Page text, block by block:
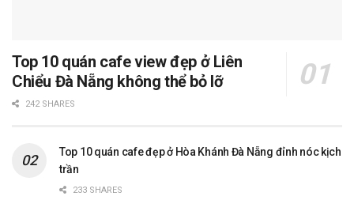
Top 10 quán cafe view đẹp ở Liên
Chiểu Đà Nẵng không thể bỏ lỡ
242 SHARES
Top 10 quán cafe đẹp ở Hòa Khánh Đà Nẵng đỉnh nóc kịch
trần
233 SHARES